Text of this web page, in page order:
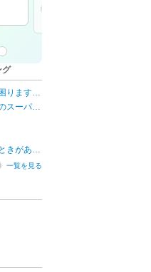
株式会社クリーク･アン
グ
ります…
スーパ…
きがあ…
一覧を見る